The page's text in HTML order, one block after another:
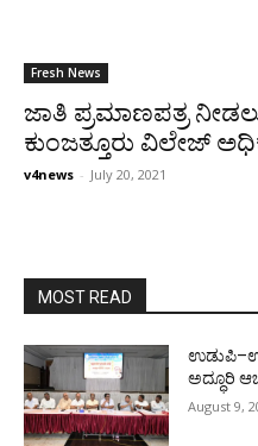
Fresh News
ಜಾತಿ ಪ್ರಮಾಣಪತ್ರ
ಕುಂಜತ್ತೂರು ವಿಲೇಜ್
v4news - July 20, 2021
MOST READ
ಅದ್ಧೂರಿ
August 9,